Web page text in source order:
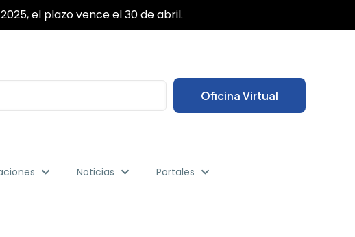
el plazo vence el 30 de abril.
Oficina Virtual
Noticias
Portales